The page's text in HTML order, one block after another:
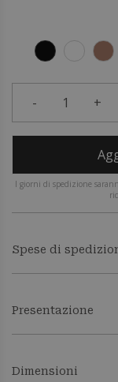
- 1 +
I giorni di spedizione
Spese di
Presentazione
Dimensioni